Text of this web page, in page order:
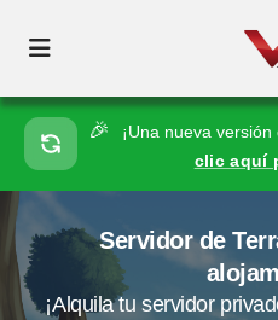
🎉 ¡Una nueva
clic aquí
Servidor de
¡Alquila tu servidor